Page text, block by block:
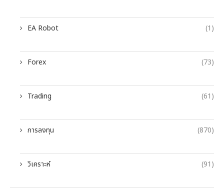
EA Robot (1)
Forex (73)
Trading (61)
การลงทุน (870)
วิเคราะห์ (91)